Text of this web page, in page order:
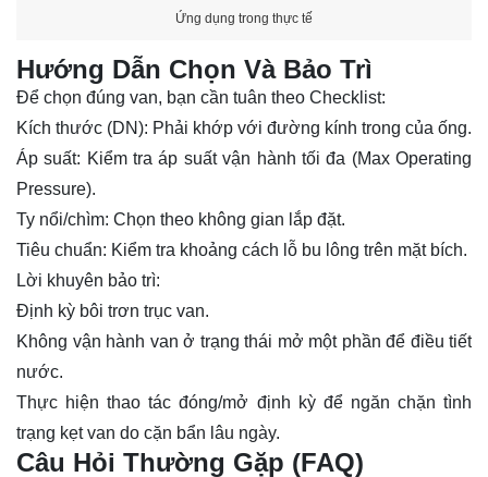
Ứng dụng trong thực tế
Hướng Dẫn Chọn Và Bảo Trì
Để chọn đúng van, bạn cần tuân theo Checklist:
Kích thước (DN): Phải khớp với đường kính trong của ống.
Áp suất: Kiểm tra áp suất vận hành tối đa (Max Operating
Pressure).
Ty nổi/chìm: Chọn theo không gian lắp đặt.
Tiêu chuẩn: Kiểm tra khoảng cách lỗ bu lông trên mặt bích.
Lời khuyên bảo trì:
Định kỳ bôi trơn trục van.
Không vận hành van ở trạng thái mở một phần để điều tiết
nước.
Thực hiện thao tác đóng/mở định kỳ để ngăn chặn tình
trạng kẹt van do cặn bẩn lâu ngày.
Câu Hỏi Thường Gặp (FAQ)